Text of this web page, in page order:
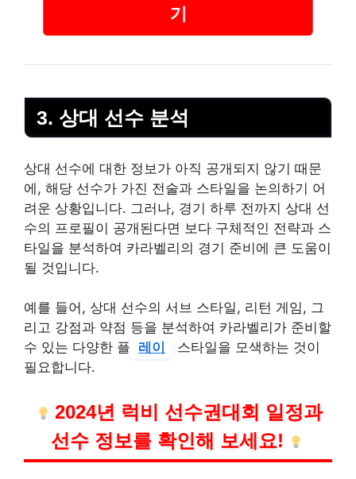
기
3. 상대 선수 분석
상대 선수에 대한 정보가 아직 공개되지 않기 때문
에, 해당 선수가 가진 전술과 스타일을 논의하기 어
려운 상황입니다. 그러나, 경기 하루 전까지 상대 선
수의 프로필이 공개된다면 보다 구체적인 전략과 스
타일을 분석하여 카라벨리의 경기 준비에 큰 도움이
될 것입니다.
예를 들어, 상대 선수의 서브 스타일, 리턴 게임, 그
리고 강점과 약점 등을 분석하여 카라벨리가 준비할
수 있는 다양한 플 레이
스타일을 모색하는 것이
필요합니다.
2024년 럭비 선수권대회 일정과
선수 정보를 확인해 보세요!